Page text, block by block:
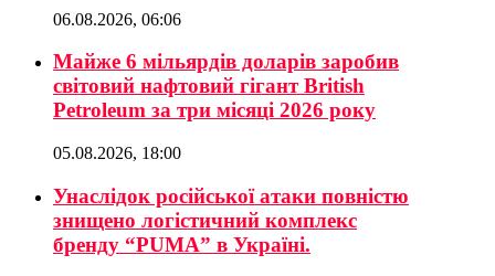
06.08.2026, 06:06
Майже 6 мільярдів доларів заробив
світовий нафтовий гігант British
Petroleum за три місяці 2026 року
05.08.2026, 18:00
Унаслідок російської атаки повністю
знищено логістичний комплекс
бренду “PUMA” в Україні.